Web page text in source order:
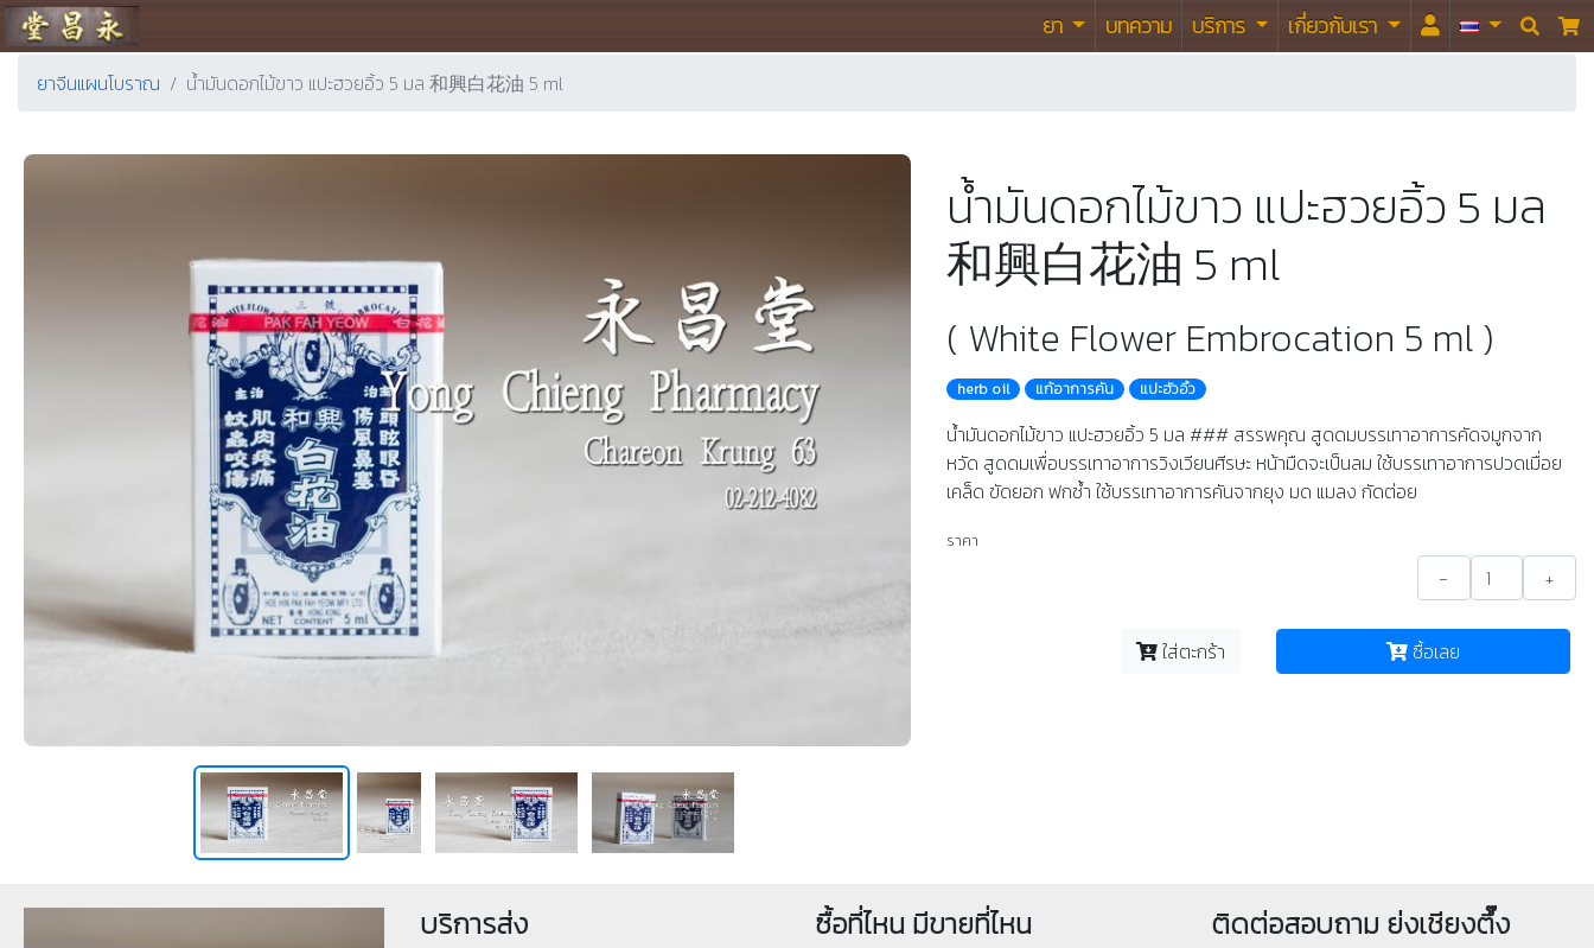
ร้านขายยา ย่งเชียงตึ๊ง ยา บทความ บริการ เกี่ยวกับเรา  
ยาจีนแผนโบราณ น้ำมันดอกไม้ขาว แปะฮวยอิ้ว 5 มล 和興白花油 5 ml
น้ำมันดอกไม้ขาว แปะฮวยอิ้ว 5 มล
和興白花油 5 ml
( White Flower Embrocation 5 ml )
herb oil แก้อาการคัน แปะฮัวอิ้ว
น้ำมันดอกไม้ขาว แปะฮวยอิ้ว 5 มล ### สรรพคุณ สูดดมบรรเทาอาการคัดจมูกจาก
หวัด สูดดมเพื่อบรรเทาอาการวิงเวียนศีรษะ หน้ามืดจะเป็นลม ใช้บรรเทาอาการปวดเมื่อย
เคล็ด ขัดยอก ฟกช้ำ ใช้บรรเทาอาการคันจากยุง มด แมลง กัดต่อย
ราคา
- +
ใส่ตะกร้า ซื้อเลย
บริการส่ง ซื้อที่ไหน มีขายที่ไหน ติดต่อสอบถาม ย่งเชียงตึ๊ง